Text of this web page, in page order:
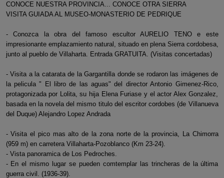
CONOCE NUESTRA PROVINCIA... CONOCE OTRA SIERRA
VISITA GUIADA AL MUSEO-MONASTERIO DE PEDRIQUE
- Conozca la obra del famoso escultor AURELIO TENO e este
impresionante emplazamiento natural, situado en plena Sierra cordobesa,
junto al pueblo de Villaharta. Entrada GRATUITA. (Visitas concertadas)
- Visita a la catarata de la Gargantilla donde se rodaron las imágenes de
la pelicula " El libro de las aguas" del director Antonio Gimenez-Rico,
protagonizada por Lolita, su hija Elena Furiase y el actor Alex Gonzalez,
basada en la novela del mismo titulo del escritor cordobes (de Villanueva
del Duque) Alejandro Lopez Andrada
- Visita el pico mas alto de la zona norte de la provincia, La Chimorra
(959 m) en carretera Villaharta-Pozoblanco (Km 23-24).
- Vista panoramica de Los Pedroches.
- En el mismo lugar se pueden comtemplar las trincheras de la última
guerra civil. (1936-39).